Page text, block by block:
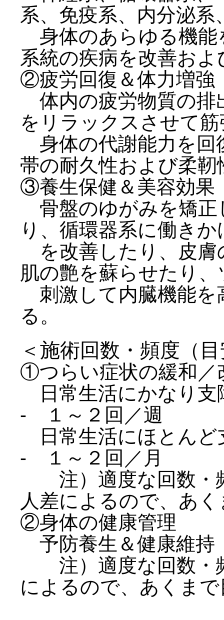
系、免疫系、内分泌系
身体のあらゆる機能
系統の疾病を改善お
②疲労回復＆体力増強
体内の疲労物質の排
をリラックスさせて
身体の代謝能力を回
帯の耐久性および柔
③養生保健＆美容効果
骨盤のゆがみを矯正
り、循環器系に働き
を改善したり、皮膚
肌の艶を蘇らせたり
刺激して内臓機能を
る。
＜施術回数・頻度（
①つらい症状の緩和／
日常生活にかなり
- １～２回／週
日常生活にほとん
- １～２回／月
注）適度な回数・
人差によるので、あ
②身体の健康管理
予防養生＆健康維
注）適度な回数・
によるので、